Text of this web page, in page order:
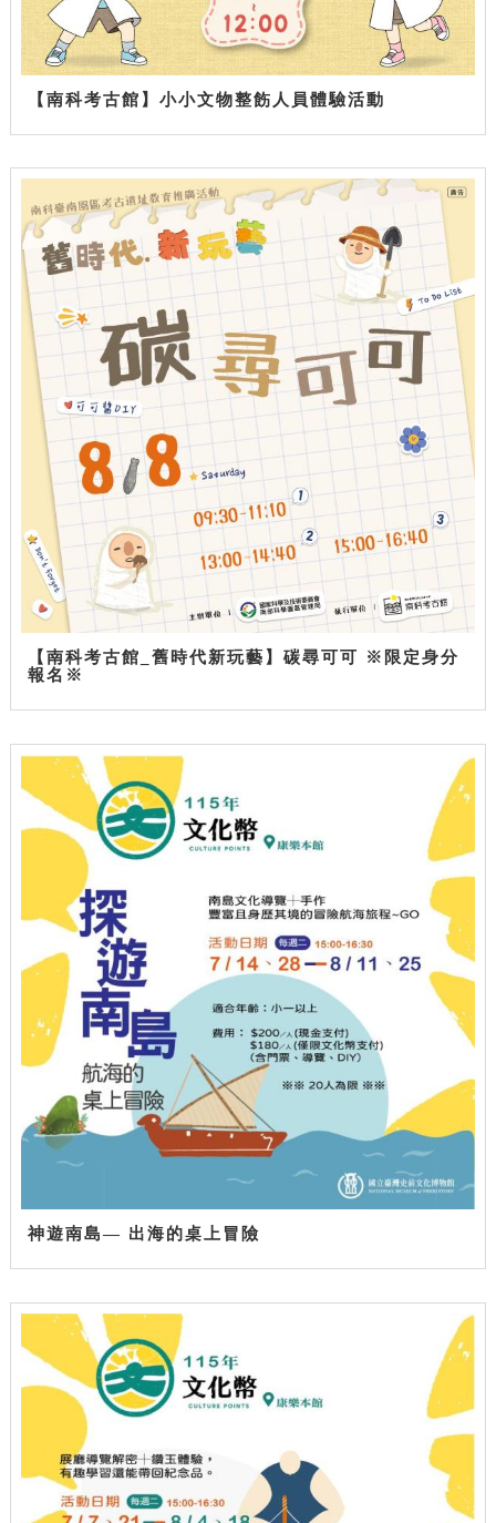
【南科考古館】小小文物整飭人員體驗活動
【南科考古館_舊時代新玩藝】碳尋可可 ※限定身分
報名※
神遊南島— 出海的桌上冒險